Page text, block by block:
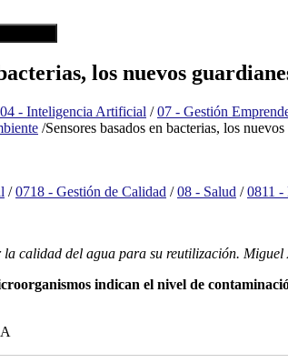
los nuevos
- Inteligencia Artificial / 07 - Gestión
/Sensores basados en bacterias, los
/0718 - Gestión de Calidad /08 - Salud /0811 -
calidad del agua para su reutilización. Miguel
indican el nivel de